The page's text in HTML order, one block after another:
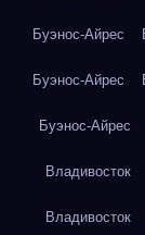
Буэнос-Айрес
Буэнос-Айрес
Буэнос-Айрес
Владивосток
Владивосток